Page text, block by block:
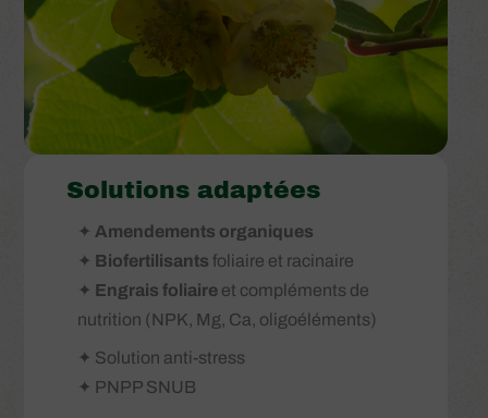
Solutions adaptées
✦ Amendements organiques
✦ Biofertilisants foliaire et racinaire
✦ Engrais foliaireet compléments de
nutrition (NPK, Mg, Ca, oligoéléments)
✦ Solution anti-stress
✦ PNPP SNUB